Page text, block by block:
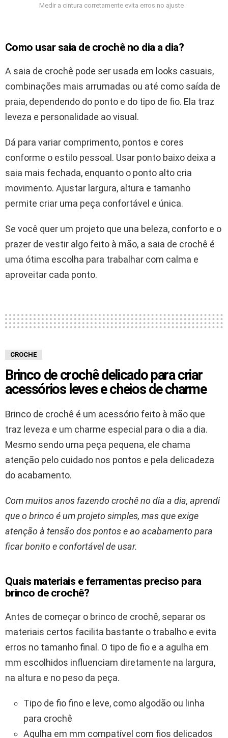
Medir a cintura corretamente evita erros no ajuste
Como usar saia de crochê no dia a dia?
A saia de crochê pode ser usada em looks casuais,
combinações mais arrumadas ou até como saída de
praia, dependendo do ponto e do tipo de fio. Ela traz
leveza e personalidade ao visual.
Dá para variar comprimento, pontos e cores
conforme o estilo pessoal. Usar ponto baixo deixa a
saia mais fechada, enquanto o ponto alto cria
movimento. Ajustar largura, altura e tamanho
permite criar uma peça confortável e única.
Se você quer um projeto que una beleza, conforto e o
prazer de vestir algo feito à mão, a saia de crochê é
uma ótima escolha para trabalhar com calma e
aproveitar cada ponto.
CROCHE
Brinco de crochê delicado para criar
acessórios leves e cheios de charme
Brinco de crochê é um acessório feito à mão que
traz leveza e um charme especial para o dia a dia.
Mesmo sendo uma peça pequena, ele chama
atenção pelo cuidado nos pontos e pela delicadeza
do acabamento.
Com muitos anos fazendo crochê no dia a dia, aprendi
que o brinco é um projeto simples, mas que exige
atenção à tensão dos pontos e ao acabamento para
ficar bonito e confortável de usar.
Quais materiais e ferramentas preciso para
brinco de crochê?
Antes de começar o brinco de crochê, separar os
materiais certos facilita bastante o trabalho e evita
erros no tamanho final. O tipo de fio e a agulha em
mm escolhidos influenciam diretamente na largura,
na altura e no peso da peça.
Tipo de fio fino e leve, como algodão ou linha
para crochê
Agulha em mm compatível com fios delicados